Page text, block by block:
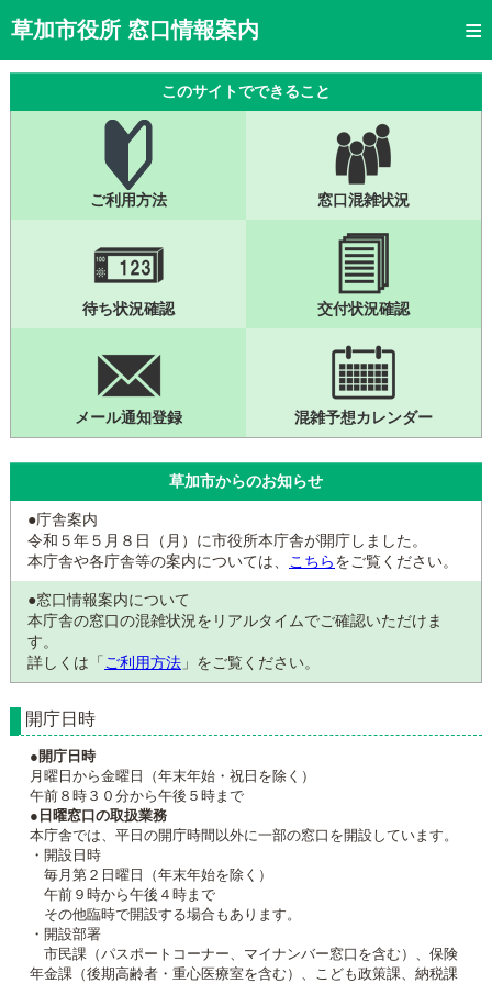
草加市役所 窓口情報案内
トップページ
ご利用方法
窓口混雑状況
待ち状況確認
交付状況確認
メール通知登録
混雑予想カレンダー
このサイトでできること
ご利用方法 窓口混雑状況
待ち状況確認 交付状況確認
メール通知登録 混雑予想カレンダー
草加市からのお知らせ
●庁舎案内
令和５年５月８日（月）に市役所本庁舎が開庁しました。
本庁舎や各庁舎等の案内については、
こちらをご覧ください。
●窓口情報案内について
本庁舎の窓口の混雑状況をリアルタイムでご確認いただけま
す。
詳しくは「 ご利用方法 」をご覧ください。
開庁日時
●開庁日時
月曜日から金曜日（年末年始・祝日を除く）
午前８時３０分から午後５時まで
●日曜窓口の取扱業務
本庁舎では、平日の開庁時間以外に一部の窓口を開設しています。
・開設日時
毎月第２日曜日（年末年始を除く）
午前９時から午後４時まで
その他臨時で開設する場合もあります。
・開設部署
市民課（パスポートコーナー、マイナンバー窓口を含む）、保険
年金課（後期高齢者・重心医療室を含む）、こども政策課、納税課